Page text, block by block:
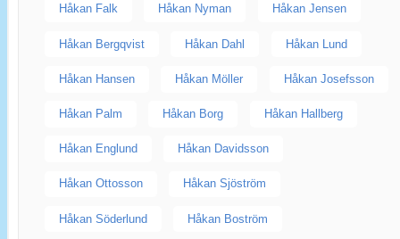
Håkan Falk Håkan Nyman Håkan Jensen
Håkan Bergqvist Håkan Dahl Håkan Lund
Håkan Hansen Håkan Möller Håkan Josefsson
Håkan Palm Håkan Borg Håkan Hallberg
Håkan Englund Håkan Davidsson
Håkan Ottosson Håkan Sjöström
Håkan Söderlund Håkan Boström